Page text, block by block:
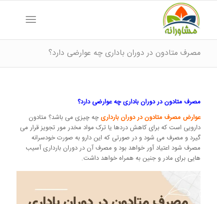
مصرف متادون در دوران باداری چه عوارضی دارد؟
مصرف متادون در دوران باداری چه عوارضی دارد؟
عوارض مصرف متادون در دوران بارداری چه چیزی می باشد؟ متادون
دارویی است که برای کاهش دردها یا ترک مواد مخدر مور تجویز قرار می
گیرد و مصرف می شود و در صورتی که این دارو به صورت خودسرانه
مصرف شود اعتیاد آور خواهد بود و مصرف آن در دوران بارداری آسیب
هایی برای مادر و جنین به همراه خواهد داشت.